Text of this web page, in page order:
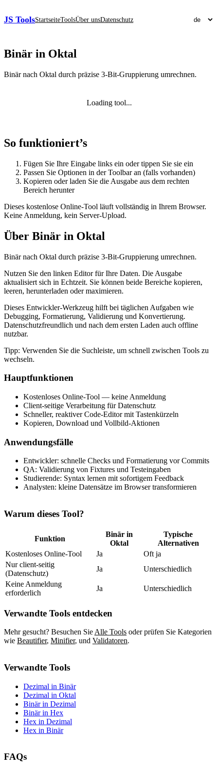
JS ToolsStartseiteToolsÜber unsDatenschutz
Binär in Oktal
Binär nach Oktal durch präzise 3‑Bit‑Gruppierung umrechnen.
Loading tool...
So funktioniert’s
Fügen Sie Ihre Eingabe links ein oder tippen Sie sie ein
Passen Sie Optionen in der Toolbar an (falls vorhanden)
Kopieren oder laden Sie die Ausgabe aus dem rechten
Bereich herunter
Dieses kostenlose Online‑Tool läuft vollständig in Ihrem Browser.
Keine Anmeldung, kein Server‑Upload.
Über Binär in Oktal
Binär nach Oktal durch präzise 3‑Bit‑Gruppierung umrechnen.
Nutzen Sie den linken Editor für Ihre Daten. Die Ausgabe
aktualisiert sich in Echtzeit. Sie können beide Bereiche kopieren,
leeren, herunterladen oder maximieren.
Dieses Entwickler‑Werkzeug hilft bei täglichen Aufgaben wie
Debugging, Formatierung, Validierung und Konvertierung.
Datenschutzfreundlich und nach dem ersten Laden auch offline
nutzbar.
Tipp: Verwenden Sie die Suchleiste, um schnell zwischen Tools zu
wechseln.
Hauptfunktionen
Kostenloses Online‑Tool — keine Anmeldung
Client‑seitige Verarbeitung für Datenschutz
Schneller, reaktiver Code‑Editor mit Tastenkürzeln
Kopieren, Download und Vollbild‑Aktionen
Anwendungsfälle
Entwickler: schnelle Checks und Formatierung vor Commits
QA: Validierung von Fixtures und Testeingaben
Studierende: Syntax lernen mit sofortigem Feedback
Analysten: kleine Datensätze im Browser transformieren
Warum dieses Tool?
Funktion
Binär in
Oktal
Typische
Alternativen
Kostenloses Online‑Tool
Ja
Oft ja
Nur client‑seitig
(Datenschutz)
Ja
Unterschiedlich
Keine Anmeldung
erforderlich
Ja Unterschiedlich
Verwandte Tools entdecken
Mehr gesucht? Besuchen Sie Alle Tools oder prüfen Sie Kategorien
wie Beautifier, Minifier, und Validatoren.
Verwandte Tools
Dezimal in Binär
Dezimal in Oktal
Binär in Dezimal
Binär in Hex
Hex in Dezimal
Hex in Binär
FAQs